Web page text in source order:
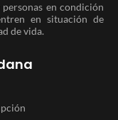
en condición
en situación de
de vida.